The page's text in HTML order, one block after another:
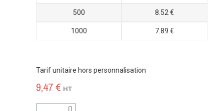
500 8.52 €
1000 7.89 €
Tarif unitaire hors personnalisation
9,47 € HT